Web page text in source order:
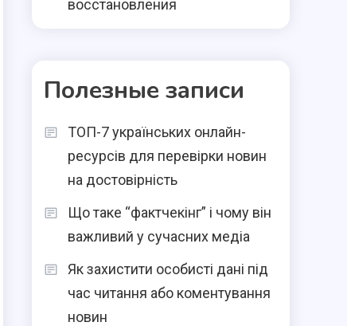
восстановления
Полезные записи
ТОП-7 українських онлайн-
ресурсів для перевірки новин
на достовірність
Що таке “фактчекінг” і чому він
важливий у сучасних медіа
Як захистити особисті дані під
час читання або коментування
новин